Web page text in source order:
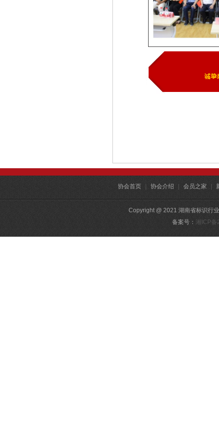
协会首页 协会介绍 会员之家
Copyright @ 2021 湖南省标识行
备案号： 湘ICP